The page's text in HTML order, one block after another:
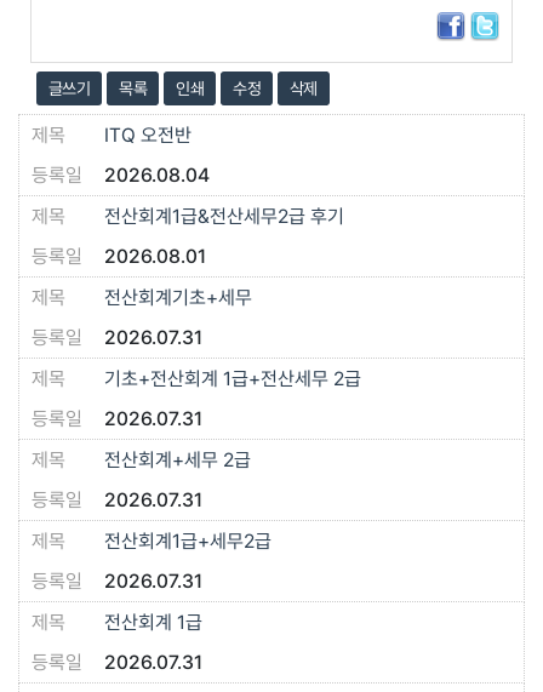
글쓰기 목록 인쇄 수정 삭제
ITQ 오전반
2026.08.04
전산회계1급&전산세무2급 후기
2026.08.01
전산회계기초+세무
2026.07.31
기초+전산회계 1급+전산세무 2급
2026.07.31
전산회계+세무 2급
2026.07.31
전산회계1급+세무2급
2026.07.31
전산회계 1급
2026.07.31